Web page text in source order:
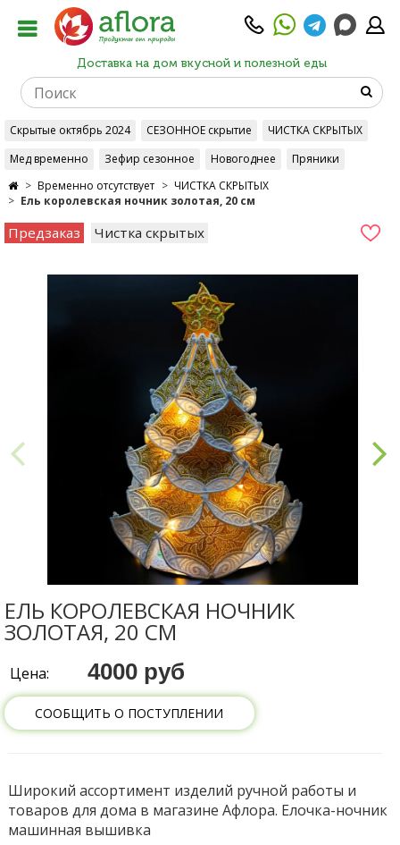
Доставка на дом вкусной и полезной еды
Скрытые октябрь 2024 СЕЗОННОЕ скрытие
ЧИСТКА СКРЫТЫХ
Мед временно
Зефир сезонное Новогоднее
Пряники
Временно отсутствует
ЧИСТКА СКРЫТЫХ
Ель королевская ночник золотая, 20 см
Предзаказ Чистка скрытых
ЕЛЬ КОРОЛЕВСКАЯ НОЧНИК
ЗОЛОТАЯ, 20 СМ
Цена: 4000 руб
СООБЩИТЬ О ПОСТУПЛЕНИИ
Широкий ассортимент изделий ручной работы и
товаров для дома в магазине Афлора. Елочка-ночник
машинная вышивка